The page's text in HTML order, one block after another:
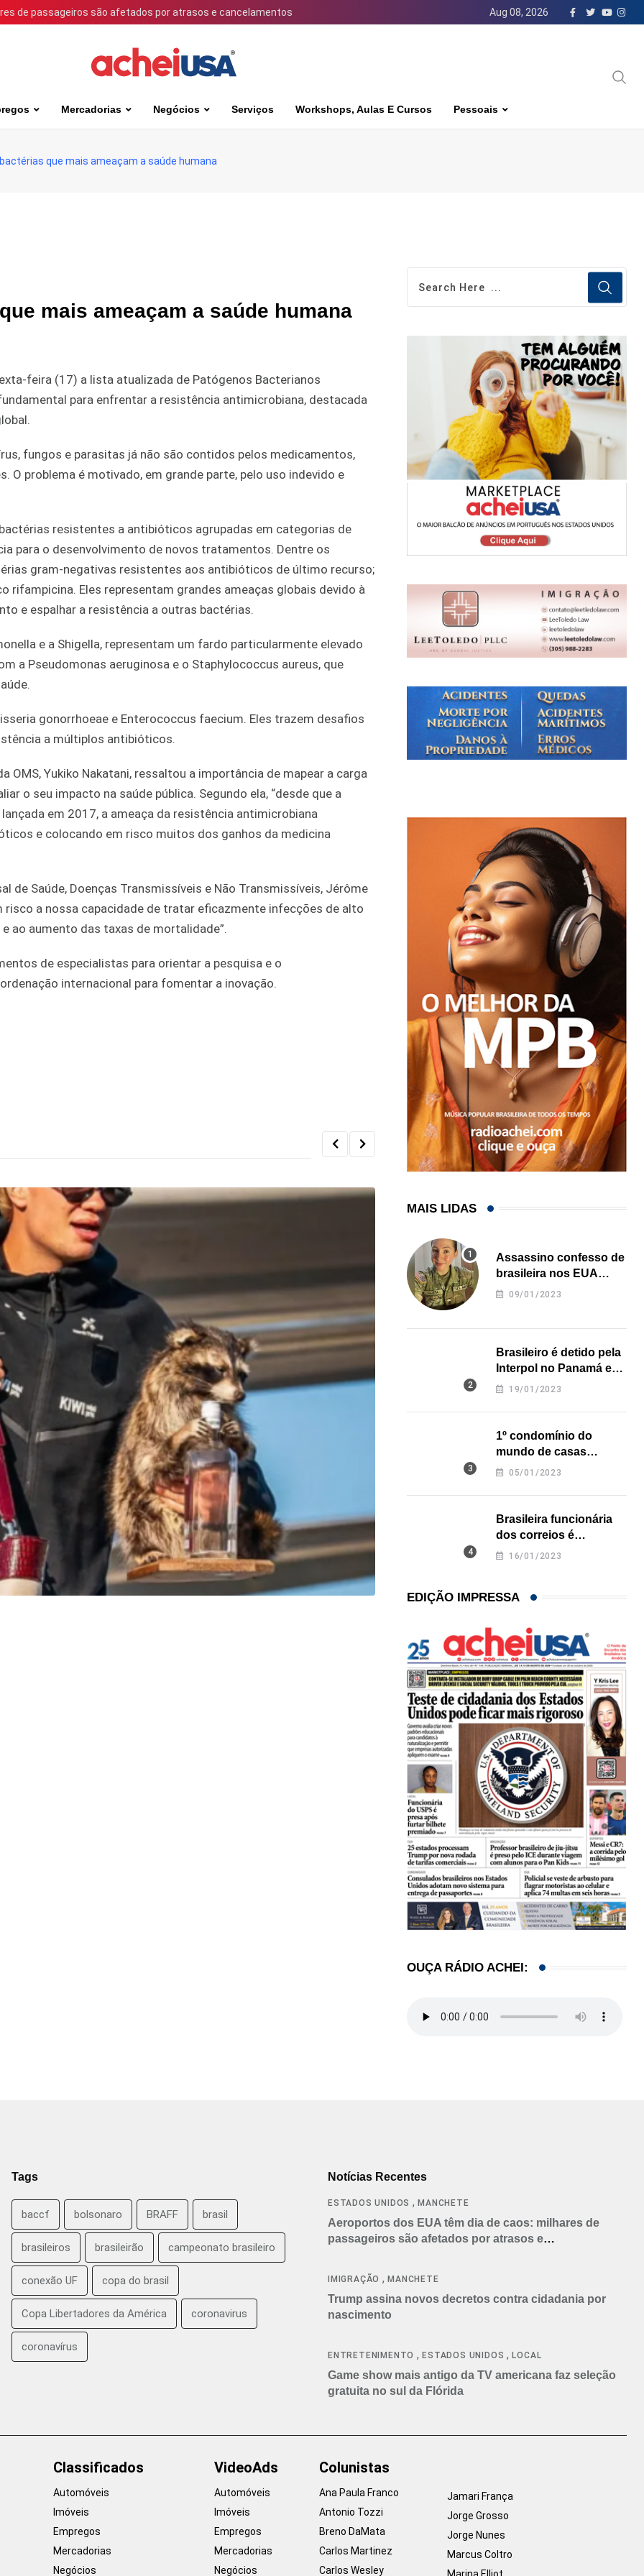
de passageiros são afetados por atrasos e cancelamentos Aug 08, 2026
Mercadorias Negócios Serviços Workshops, Aulas E Cursos Pessoais
que mais ameaçam a saúde humana
mais ameaçam a saúde humana
feira (17) a lista atualizada de Patógenos Bacterianos
para enfrentar a resistência antimicrobiana, destacada
fungos e parasitas já não são contidos pelos medicamentos,
O problema é motivado, em grande parte, pelo uso indevido e
resistentes a antibióticos agrupadas em categorias de
para o desenvolvimento de novos tratamentos. Dentre os
gram-negativas resistentes aos antibióticos de último recurso;
Eles representam grandes ameaças globais devido à
e espalhar a resistência a outras bactérias.
e a Shigella, representam um fardo particularmente elevado
a Pseudomonas aeruginosa e o Staphylococcus aureus, que
gonorrhoeae e Enterococcus faecium. Eles trazem desafios
a múltiplos antibióticos.
Yukiko Nakatani, ressaltou a importância de mapear a carga
o seu impacto na saúde pública. Segundo ela, “desde que a
em 2017, a ameaça da resistência antimicrobiana
e colocando em risco muitos dos ganhos da medicina
de Saúde, Doenças Transmissíveis e Não Transmissíveis, Jérôme
a nossa capacidade de tratar eficazmente infecções de alto
ao aumento das taxas de mortalidade”.
de especialistas para orientar a pesquisa e o
internacional para fomentar a inovação.
GERAL
Molho ranch vira febre entre turistas da Copa...
29/06/2026
MAIS LIDAS
Assassino confesso de
brasileira nos EUA
revela onde deixou o
09/01/2023
Brasileiro é detido pela
Interpol no Panamá e
pode pegar prisão
19/01/2023
1º condomínio do
mundo de casas
impressas em 3D é
05/01/2023
Brasileira funcionária
dos correios é
assassinada a facadas
16/01/2023
EDIÇÃO IMPRESSA
OUÇA RÁDIO ACHEI:
Tags
baccf bolsonaro BRAFF brasil
brasileiros brasileirão campeonato brasileiro
conexão UF copa do brasil
Copa Libertadores da América coronavirus
coronavírus
Notícias Recentes
ESTADOS UNIDOS ,MANCHETE
Aeroportos dos EUA têm dia de caos: milhares de
passageiros são afetados por atrasos e
IMIGRAÇÃO ,MANCHETE
Trump assina novos decretos contra cidadania por
nascimento
ENTRETENIMENTO ,ESTADOS UNIDOS ,LOCAL
Game show mais antigo da TV americana faz seleção
gratuita no sul da Flórida
Classificados
Automóveis
Imóveis
Empregos
Mercadorias
Negócios
VideoAds
Automóveis
Imóveis
Empregos
Mercadorias
Negócios
Colunistas
Ana Paula Franco
Antonio Tozzi
Breno DaMata
Carlos Martinez
Carlos Wesley
Jamari França
Jorge Grosso
Jorge Nunes
Marcus Coltro